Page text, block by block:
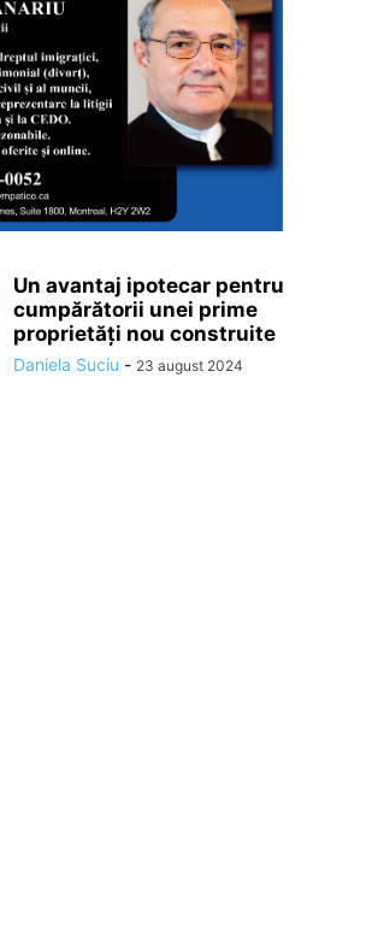
Un avantaj ipotecar pentru
cumpărătorii unei prime
proprietăți nou construite
Daniela Suciu - 23 august 2024